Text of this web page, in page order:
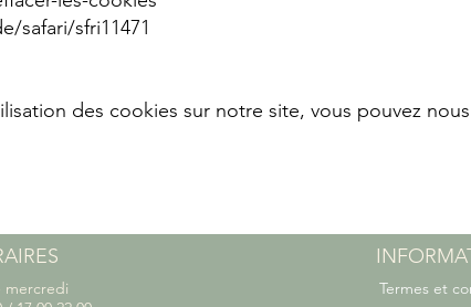
safari/sfri11471
des cookies sur notre site, vous pouvez
mercredi
Termes et